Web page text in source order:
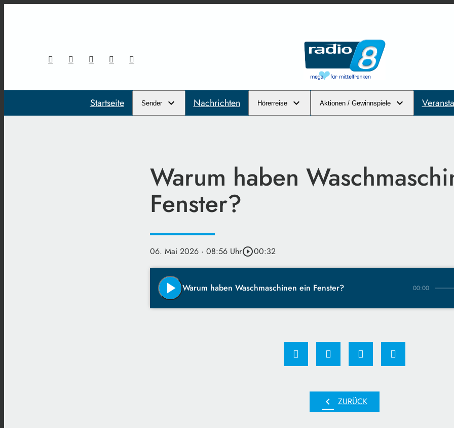
Startseite Sender Nachrichten Hörerreise Aktionen / Gewinnspiele
Warum haben
Fenster?
06. Mai 2026 · 08:56 Uhrplay_circle_outline00:32
play_arrow Warum haben Waschmaschinen ein Fenster? 00:00
chevron_left ZURÜCK